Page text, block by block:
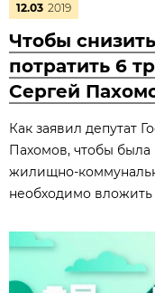
12.03 2019
Чтобы
потратить 6
Сергей
Как заявил депутат
Пахомов, чтобы
жилищно-
необходимо